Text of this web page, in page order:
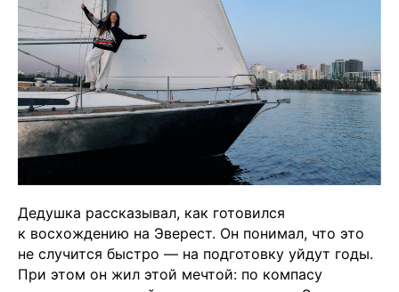
Дедушка рассказывал, как готовился
к восхождению на Эверест. Он понимал, что это
не случится быстро — на подготовку уйдут годы.
При этом он жил этой мечтой: по компасу